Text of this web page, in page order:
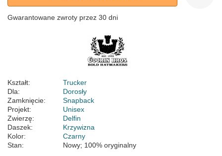
Gwarantowane zwroty przez 30 dni
Kształt:
Trucker
Dla:
Dorosły
Zamknięcie:
Snapback
Projekt:
Unisex
Zwierzę:
Delfin
Daszek:
Krzywizna
Kolor:
Czarny
Stan:
Nowy; 100% oryginalny